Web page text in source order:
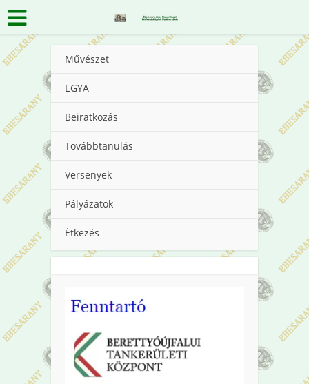
Művészet
EGYA
Beiratkozás
Továbbtanulás
Versenyek
Pályázatok
Étkezés